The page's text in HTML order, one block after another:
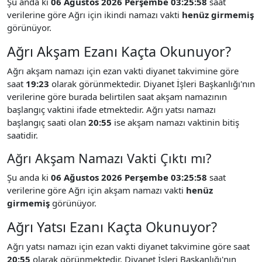
verilerine göre Ağrı için ikindi namazı vakti henüz girmemiş
görünüyor.
Ağrı Akşam Ezanı Kaçta Okunuyor?
Ağrı akşam namazı için ezan vakti diyanet takvimine göre
saat 19:23 olarak görünmektedir. Diyanet İşleri Başkanlığı'nın
verilerine göre burada belirtilen saat akşam namazının
başlangıç vaktini ifade etmektedir. Ağrı yatsı namazı
başlangıç saati olan 20:55 ise akşam namazı vaktinin bitiş
saatidir.
Ağrı Akşam Namazı Vakti Çıktı mı?
Şu anda ki 06 Ağustos 2026 Perşembe 03:25:58 saat
verilerine göre Ağrı için akşam namazı vakti henüz
girmemiş görünüyor.
Ağrı Yatsı Ezanı Kaçta Okunuyor?
Ağrı yatsı namazı için ezan vakti diyanet takvimine göre saat
20:55 olarak görünmektedir. Diyanet İşleri Başkanlığı'nın